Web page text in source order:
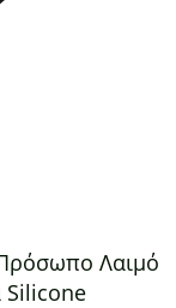
Πρόσωπο Λαιμό
Silicone